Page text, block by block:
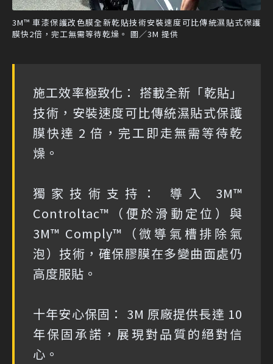
3M™ 車漆保護改色膜全新乾貼技術安裝速度可比傳統濕貼式保護
膜快2倍，完工無需等待乾燥。 圖／3M 提供
施工效率極致化： 搭載全新「乾貼」
技術，安裝速度可比傳統濕貼式保護
膜快達 2 倍，完工即走無需等待乾
燥。
獨家技術支持： 導入 3M™
Controltac™（便於滑動定位）與
3M™ Comply™（微導氣槽排除氣
泡）技術，確保膠膜在多變曲面處仍
高度服貼。
十年安心保固： 3M 原廠提供長達 10
年保固承諾，展現對品質的絕對信
心。